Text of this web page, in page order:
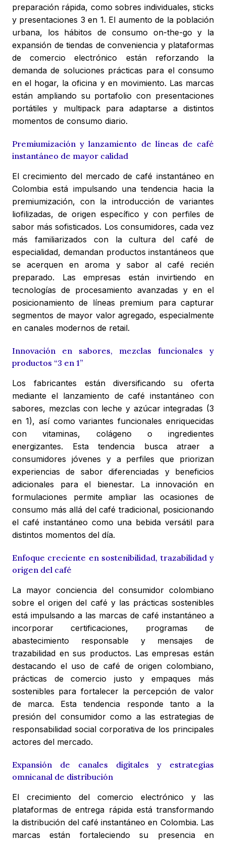
preparación rápida, como sobres individuales, sticks
y presentaciones 3 en 1. El aumento de la población
urbana, los hábitos de consumo on-the-go y la
expansión de tiendas de conveniencia y plataformas
de comercio electrónico están reforzando la
demanda de soluciones prácticas para el consumo
en el hogar, la oficina y en movimiento. Las marcas
están ampliando su portafolio con presentaciones
portátiles y multipack para adaptarse a distintos
momentos de consumo diario.
Premiumización y lanzamiento de líneas de café
instantáneo de mayor calidad
El crecimiento del mercado de café instantáneo en
Colombia está impulsando una tendencia hacia la
premiumización, con la introducción de variantes
liofilizadas, de origen específico y con perfiles de
sabor más sofisticados. Los consumidores, cada vez
más familiarizados con la cultura del café de
especialidad, demandan productos instantáneos que
se acerquen en aroma y sabor al café recién
preparado. Las empresas están invirtiendo en
tecnologías de procesamiento avanzadas y en el
posicionamiento de líneas premium para capturar
segmentos de mayor valor agregado, especialmente
en canales modernos de retail.
Innovación en sabores, mezclas funcionales y
productos “3 en 1”
Los fabricantes están diversificando su oferta
mediante el lanzamiento de café instantáneo con
sabores, mezclas con leche y azúcar integradas (3
en 1), así como variantes funcionales enriquecidas
con vitaminas, colágeno o ingredientes
energizantes. Esta tendencia busca atraer a
consumidores jóvenes y a perfiles que priorizan
experiencias de sabor diferenciadas y beneficios
adicionales para el bienestar. La innovación en
formulaciones permite ampliar las ocasiones de
consumo más allá del café tradicional, posicionando
el café instantáneo como una bebida versátil para
distintos momentos del día.
Enfoque creciente en sostenibilidad, trazabilidad y
origen del café
La mayor conciencia del consumidor colombiano
sobre el origen del café y las prácticas sostenibles
está impulsando a las marcas de café instantáneo a
incorporar certificaciones, programas de
abastecimiento responsable y mensajes de
trazabilidad en sus productos. Las empresas están
destacando el uso de café de origen colombiano,
prácticas de comercio justo y empaques más
sostenibles para fortalecer la percepción de valor
de marca. Esta tendencia responde tanto a la
presión del consumidor como a las estrategias de
responsabilidad social corporativa de los principales
actores del mercado.
Expansión de canales digitales y estrategias
omnicanal de distribución
El crecimiento del comercio electrónico y las
plataformas de entrega rápida está transformando
la distribución del café instantáneo en Colombia. Las
marcas están fortaleciendo su presencia en